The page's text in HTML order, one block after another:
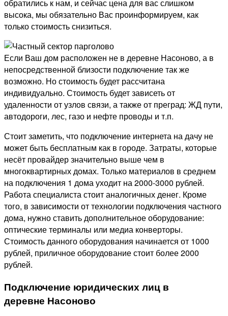
обратились к нам, и сейчас цена для вас слишком
высока, мы обязательно Вас проинформируем, как
только стоимость снизиться.
Если Ваш дом расположен не в деревне Насоново, а в
непосредственной близости подключение так же
возможно. Но стоимость будет рассчитана
индивидуально. Стоимость будет зависеть от
удаленности от узлов связи, а также от преград: ЖД пути,
автодороги, лес, газо и нефте проводы и т.п.
Стоит заметить, что подключение интернета на дачу не
может быть бесплатным как в городе. Затраты, которые
несёт провайдер значительно выше чем в
многоквартирных домах. Только материалов в среднем
на подключения 1 дома уходит на 2000-3000 рублей.
Работа специалиста стоит аналогичных денег. Кроме
того, в зависимости от технологии подключения частного
дома, нужно ставить дополнительное оборудование:
оптические терминалы или медиа конверторы.
Стоимость данного оборудования начинается от 1000
рублей, приличное оборудование стоит более 2000
рублей.
Подключение юридических лиц в
деревне Насоново